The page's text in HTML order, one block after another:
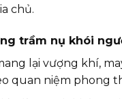
chủ.
trầm nụ khói
lại vượng khí,
quan niệm phong